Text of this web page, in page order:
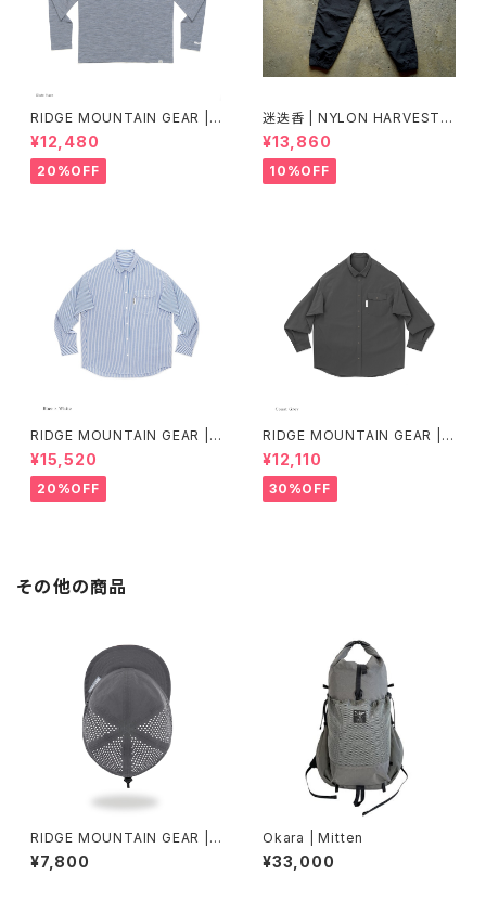
RIDGE MOUNTAIN GEAR |
Merino Basic Long Sleeve
Tee "Micro Border"
¥12,480
20%OFF
迷迭香 | NYLON HARVEST T
RAINER Ver.2025 Lot.3
¥13,860
10%OFF
RIDGE MOUNTAIN GEAR | B
asic Long Sleeve Shirt "Str
ipe"
¥15,520
20%OFF
RIDGE MOUNTAIN GEAR | B
asic Long Sleeve Shirt
¥12,110
30%OFF
その他の商品
RIDGE MOUNTAIN GEAR | B
asic Cap Extra Punching
¥7,800
Okara | Mitten
¥33,000